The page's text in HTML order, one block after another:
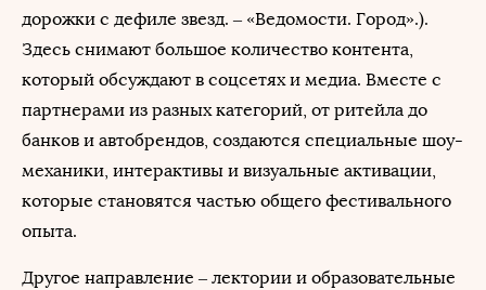
дорожки с дефиле звезд. – «Ведомости. Город».).
Здесь снимают большое количество контента,
который обсуждают в соцсетях и медиа. Вместе с
партнерами из разных категорий, от ритейла до
банков и автобрендов, создаются специальные шоу-
механики, интерактивы и визуальные активации,
которые становятся частью общего фестивального
опыта.
Другое направление – лектории и образовательные